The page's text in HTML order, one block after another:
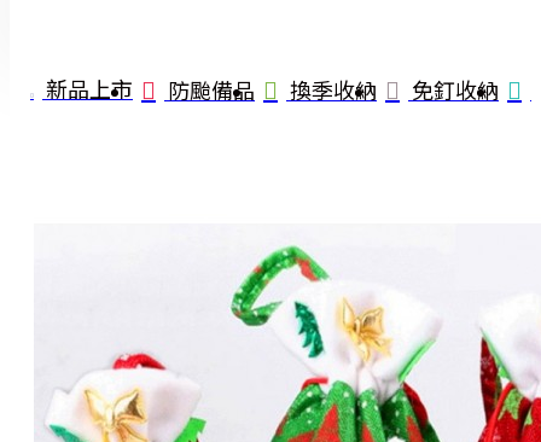
註冊
新品上市 防颱備品 換季收納 免釘收納